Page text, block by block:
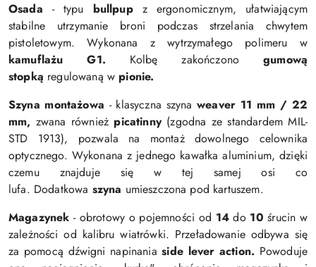
Osada - typu bullpupz ergonomicznym, ułatwiającym
stabilne utrzymanie broni podczas strzelania chwytem
pistoletowym. Wykonana z wytrzymałego polimeru w
kamuflażu G1. Kolbę zakończonogumową
stopką regulowaną w pionie.
Szyna montażowa - klasyczna szyna weaver 11 mm / 22
mm, zwana również picatinny (zgodna ze standardem MIL-
STD 1913), pozwala na montaż dowolnego celownika
optycznego. Wykonana z jednego kawałka aluminium, dzięki
czemu znajduje się w tej samej osi co
lufa. Dodatkowa szyna umieszczona pod kartuszem.
Magazynek - obrotowy o pojemności od 14 do 10 śrucin w
zależności od kalibru wiatrówki. Przeładowanie odbywa się
za pomocą dźwigni napinaniaside lever action. Powoduje